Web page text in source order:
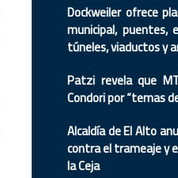
Dockweiler ofrece
municipal, puentes,
túneles, viaductos y
Patzi revela que
Condori por “temas
Alcaldía de El Alto
contra el trameaje y
la Ceja